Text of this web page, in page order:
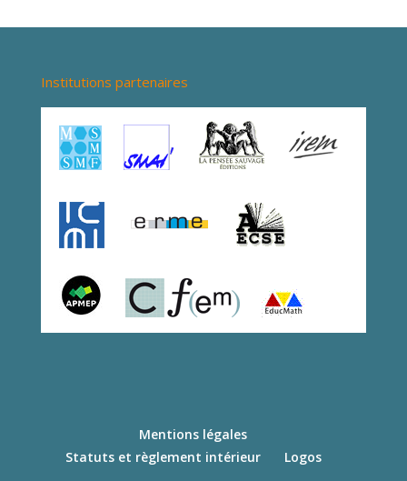
Institutions partenaires
Mentions légales
Statuts et règlement intérieur
Logos